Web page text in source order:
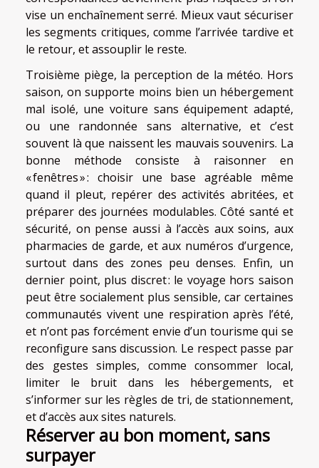
vise un enchaînement serré. Mieux vaut sécuriser
les segments critiques, comme l’arrivée tardive et
le retour, et assouplir le reste.
Troisième piège, la perception de la météo. Hors
saison, on supporte moins bien un hébergement
mal isolé, une voiture sans équipement adapté,
ou une randonnée sans alternative, et c’est
souvent là que naissent les mauvais souvenirs. La
bonne méthode consiste à raisonner en
« fenêtres » : choisir une base agréable même
quand il pleut, repérer des activités abritées, et
préparer des journées modulables. Côté santé et
sécurité, on pense aussi à l’accès aux soins, aux
pharmacies de garde, et aux numéros d’urgence,
surtout dans des zones peu denses. Enfin, un
dernier point, plus discret : le voyage hors saison
peut être socialement plus sensible, car certaines
communautés vivent une respiration après l’été,
et n’ont pas forcément envie d’un tourisme qui se
reconfigure sans discussion. Le respect passe par
des gestes simples, comme consommer local,
limiter le bruit dans les hébergements, et
s’informer sur les règles de tri, de stationnement,
et d’accès aux sites naturels.
Réserver au bon moment, sans
surpayer